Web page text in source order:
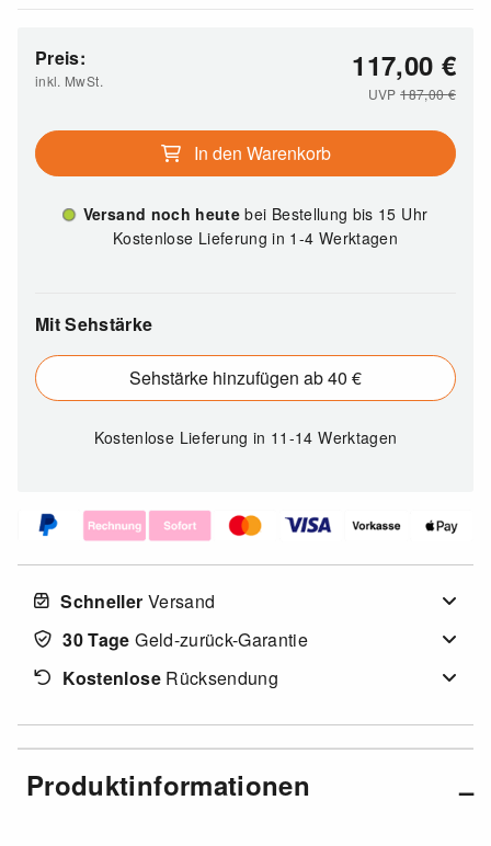
Preis:
inkl. MwSt. 117,00 €
UVP187,00€
In den Warenkorb
Versand noch heutebei Bestellung bis 15 Uhr
Kostenlose Lieferung in 1-4 Werktagen
Mit Sehstärke
Sehstärke hinzufügen ab 40 €
Kostenlose Lieferungin 11-14 Werktagen
Schneller Versand
30 Tage Geld-zurück-Garantie
KostenloseRücksendung
Produktinformationen